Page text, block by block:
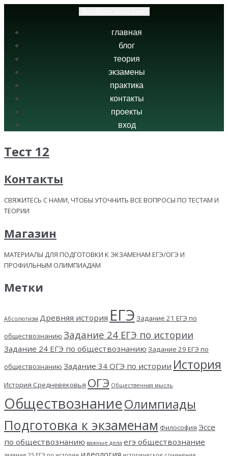
главная
блог
теория
экзамены
практика
контакты
проекты
вход
Тест 12
Контакты
СВЯЖИТЕСЬ С НАМИ, ЧТОБЫ УТОЧНИТЬ ВСЕ ВОПРОСЫ ПО ТЕСТАМ И
ТЕОРИИ
Магазин
МАТЕРИАЛЫ ДЛЯ ПОДГОТОВКИ К ЭКЗАМЕНАМ ЕГЭ/ОГЭ И
ПРОФИЛЬНЫМ ОЛИМПИАДАМ
Метки
Абсолютизм Древняя история ЕГЭ Задание 21 ЕГЭ по
обществознанию Задание 24 ЕГЭ по истории
Задание 24 ЕГЭ по обществознанию Задание 29 ЕГЭ по
обществознанию Задание 34 ОГЭ по истории История
История Средневековья ОГЭ Общественная мысль
ОбществознаниеОлимпиады
Подготовка к экзаменам Философия Эссе
по обществознанию важные дела егэ обществознание